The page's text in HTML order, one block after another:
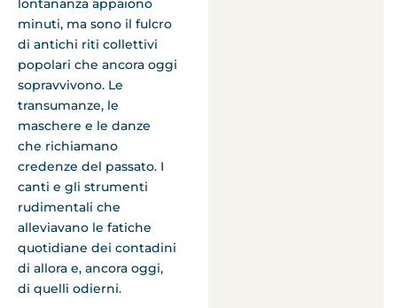
lontananza appaiono
minuti, ma sono il fulcro
di antichi riti collettivi
popolari che ancora oggi
sopravvivono. Le
transumanze, le
maschere e le danze
che richiamano
credenze del passato. I
canti e gli strumenti
rudimentali che
alleviavano le fatiche
quotidiane dei contadini
di allora e, ancora oggi,
di quelli odierni.